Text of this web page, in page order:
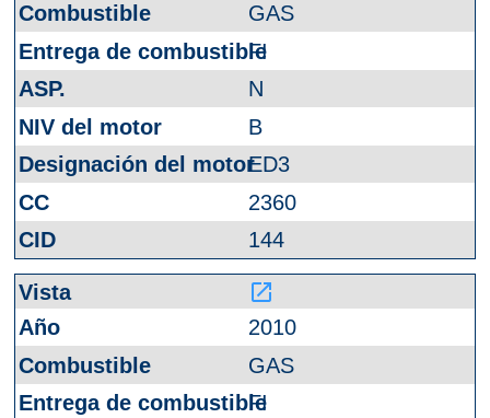
GAS
FI
N
B
ED3
2360
144
launch
2010
GAS
FI